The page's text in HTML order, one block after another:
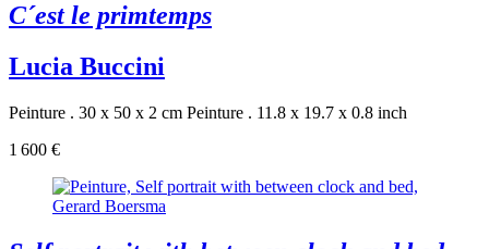
C´est le primtemps
Lucia Buccini
Peinture . 30 x 50 x 2 cm Peinture . 11.8 x 19.7 x 0.8 inch
1 600 €